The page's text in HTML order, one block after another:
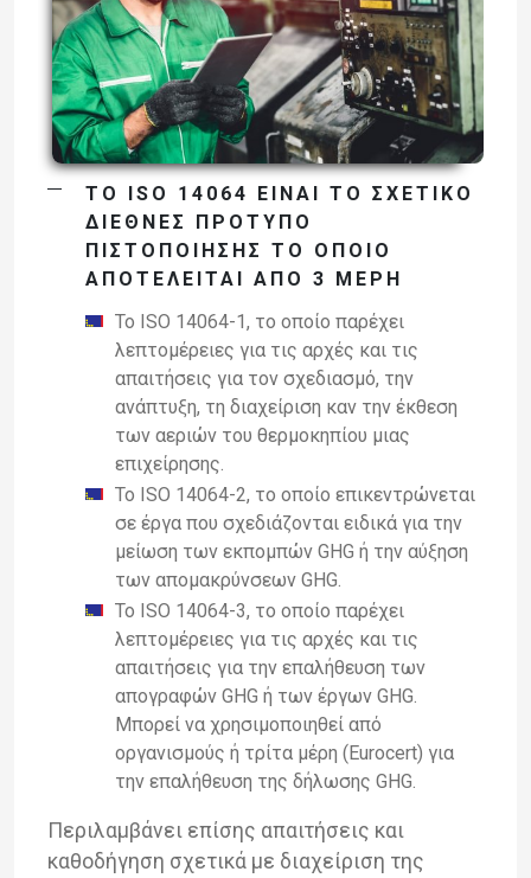
ΤΟ ISO 14064 ΕΊΝΑΙ ΤΟ ΣΧΕΤΙΚΌ
ΔΙΕΘΝΈΣ ΠΡΌΤΥΠΟ
ΠΙΣΤΟΠΟΊΗΣΗΣ ΤΟ ΟΠΟΊΟ
ΑΠΟΤΕΛΕΊΤΑΙ ΑΠΌ 3 ΜΈΡΗ
To ISO 14064-1, το οποίο παρέχει
λεπτομέρειες για τις αρχές και τις
απαιτήσεις για τον σχεδιασμό, την
ανάπτυξη, τη διαχείριση καν την έκθεση
των αεριών του θερμοκηπίου μιας
επιχείρησης.
Το ISO 14064-2, το οποίο επικεντρώνεται
σε έργα που σχεδιάζονται ειδικά για την
μείωση των εκπομπών GHG ή την αύξηση
των απομακρύνσεων GHG
To ISO 14064-3, το οποίο παρέχει
λεπτομέρειες για τις αρχές και τις
απαιτήσεις για την επαλήθευση των
απογραφών GHG ή των έργων GHG
Μπορεί να χρησιμοποιηθεί από
οργανισμούς ή τρίτα μέρη (Eurocert) για
την επαλήθευση της δήλωσης GHG
Περιλαμβάνει επίσης απαιτήσεις και
καθοδήγηση σχετικά με διαχείριση της